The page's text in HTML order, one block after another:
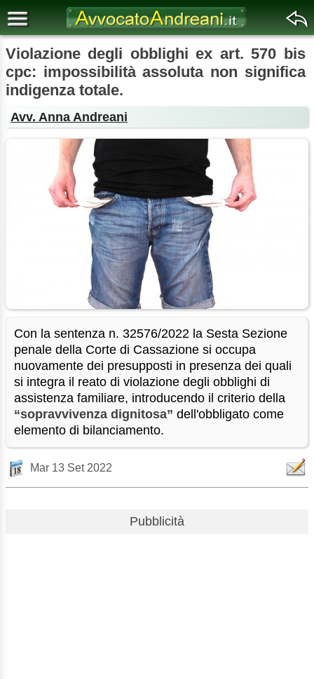
Violazione degli obblighi ex art. 570 bis
cpc: impossibilità assoluta non significa
indigenza totale.
Avv. Anna Andreani
Con la sentenza n. 32576/2022 la Sesta Sezione
penale della Corte di Cassazione si occupa
nuovamente dei presupposti in presenza dei quali
si integra il reato di violazione degli obblighi di
assistenza familiare, introducendo il criterio della
“sopravvivenza dignitosa” dell'obbligato come
elemento di bilanciamento.
Mar 13 Set 2022
Pubblicità